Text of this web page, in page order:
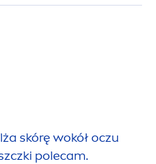
skórę wokół oczu
polecam.